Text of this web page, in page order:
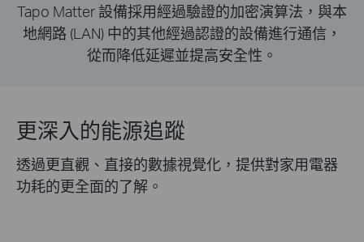
Tapo Matter 設備採用經過驗證的加密演算法，與本
地網路 (LAN) 中的其他經過認證的設備進行通信，
從而降低延遲並提高安全性。
更深入的能源追蹤
透過更直觀、直接的數據視覺化，提供對家用電器
功耗的更全面的了解。